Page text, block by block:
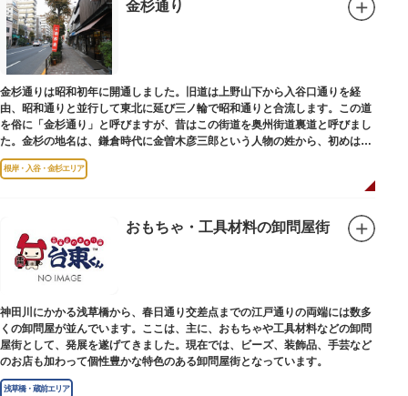
金杉通り
金杉通りは昭和初年に開通しました。旧道は上野山下から入谷口通りを経
由、昭和通りと並行して東北に延び三ノ輪で昭和通りと合流します。この道
を俗に「金杉通り」と呼びますが、昔はこの街道を奥州街道裏道と呼びまし
た。金杉の地名は、鎌倉時代に金曽木彦三郎という人物の姓から、初めは金
曽木、それが金杉に変わったものとされています。
根岸・入谷・金杉エリア
おもちゃ・工具材料の卸問屋街
神田川にかかる浅草橋から、春日通り交差点までの江戸通りの両端には数多
くの卸問屋が並んでいます。ここは、主に、おもちゃや工具材料などの卸問
屋街として、発展を遂げてきました。現在では、ビーズ、装飾品、手芸など
のお店も加わって個性豊かな特色のある卸問屋街となっています。
浅草橋・蔵前エリア